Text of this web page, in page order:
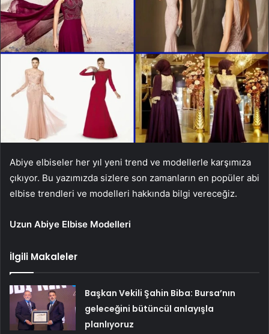
Abiye elbiseler her yıl yeni trend ve modellerle karşımıza
çıkıyor. Bu yazımızda sizlere son zamanların en popüler abi
elbise trendleri ve modelleri hakkında bilgi vereceğiz.
Uzun Abiye Elbise Modelleri
İlgili Makaleler
Başkan Vekili Şahin Biba: Bursa’nın
geleceğini bütüncül anlayışla
planlıyoruz